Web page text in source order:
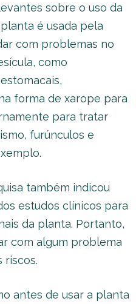
sobre o uso da
é usada pela
com problemas no
como
forma de xarope para
para tratar
furúnculos e
também indicou
estudos clínicos para
da planta. Portanto,
com algum problema
riscos.
antes de usar a planta